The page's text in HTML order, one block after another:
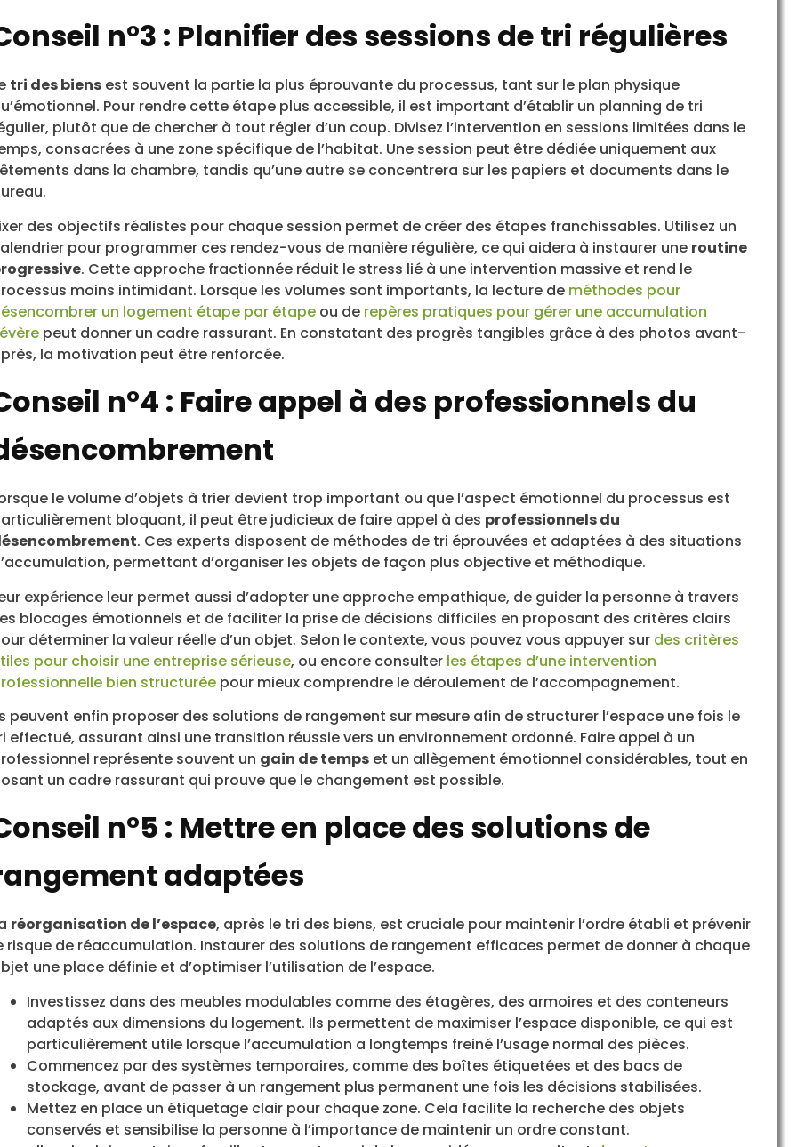
n°3 : Planifier des sessions de tri régulières
tri des biens est souvent la partie la plus éprouvante du processus, tant sur le plan physique
Pour rendre cette étape plus accessible, il est important d’établir un planning de tri
plutôt que de chercher à tout régler d’un coup. Divisez l’intervention en sessions limitées dans le
consacrées à une zone spécifique de l’habitat. Une session peut être dédiée uniquement aux
dans la chambre, tandis qu’une autre se concentrera sur les papiers et documents dans le
des objectifs réalistes pour chaque session permet de créer des étapes franchissables. Utilisez un
pour programmer ces rendez-vous de manière régulière, ce qui aidera à instaurer une routine
. Cette approche fractionnée réduit le stress lié à une intervention massive et rend le
moins intimidant. Lorsque les volumes sont importants, la lecture de méthodes pour
un logement étape par étape ou de repères pratiques pour gérer une accumulation
peut donner un cadre rassurant. En constatant des progrès tangibles grâce à des photos avant-
la motivation peut être renforcée.
n°4 : Faire appel à des professionnels du
le volume d’objets à trier devient trop important ou que l’aspect émotionnel du processus est
bloquant, il peut être judicieux de faire appel à des professionnels du
. Ces experts disposent de méthodes de tri éprouvées et adaptées à des situations
permettant d’organiser les objets de façon plus objective et méthodique.
expérience leur permet aussi d’adopter une approche empathique, de guider la personne à travers
blocages émotionnels et de faciliter la prise de décisions difficiles en proposant des critères clairs
déterminer la valeur réelle d’un objet. Selon le contexte, vous pouvez vous appuyer sur des critères
pour choisir une entreprise sérieuse, ou encore consulter les étapes d’une intervention
bien structurée pour mieux comprendre le déroulement de l’accompagnement.
peuvent enfin proposer des solutions de rangement sur mesure afin de structurer l’espace une fois le
effectué, assurant ainsi une transition réussie vers un environnement ordonné. Faire appel à un
représente souvent un gain de temps et un allègement émotionnel considérables, tout en
un cadre rassurant qui prouve que le changement est possible.
n°5 : Mettre en place des solutions de
adaptées
réorganisation de l’espace, après le tri des biens, est cruciale pour maintenir l’ordre établi et prévenir
risque de réaccumulation. Instaurer des solutions de rangement efficaces permet de donner à chaque
une place définie et d’optimiser l’utilisation de l’espace.
Investissez dans des meubles modulables comme des étagères, des armoires et des conteneurs
adaptés aux dimensions du logement. Ils permettent de maximiser l’espace disponible, ce qui est
particulièrement utile lorsque l’accumulation a longtemps freiné l’usage normal des pièces.
Commencez par des systèmes temporaires, comme des boîtes étiquetées et des bacs de
stockage, avant de passer à un rangement plus permanent une fois les décisions stabilisées.
Mettez en place un étiquetage clair pour chaque zone. Cela facilite la recherche des objets
conservés et sensibilise la personne à l’importance de maintenir un ordre constant.